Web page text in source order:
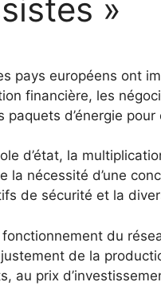
»
pays européens ont
financière, les
paquets d’énergie
d’état, la
la nécessité d’une
de sécurité et la
du
de la
au prix